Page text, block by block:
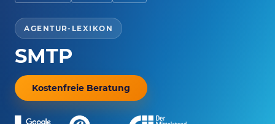
AGENTUR-LEXIKON
SMTP
Kostenfreie Beratung